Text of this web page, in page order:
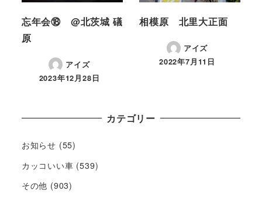
忘年会⑱ @北茨城 礒
原
アイズ
2023年12月28日
相模原 北里大正面
アイズ
2022年7月11日
カテゴリー
お知らせ (55)
カッコいい車 (539)
その他 (903)